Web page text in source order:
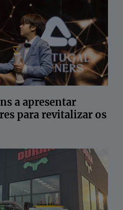
a apresentar
para revitalizar os